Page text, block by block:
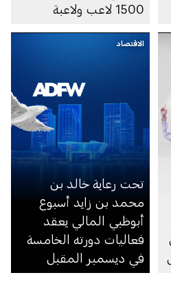
1500 لاعب ولاعبة
الاقتصاد
تحت رعاية خالد بن
محمد بن زايد أسبوع
أبوظبي المالي يعقد
فعاليات دورته الخامسة
في ديسمبر المقبل